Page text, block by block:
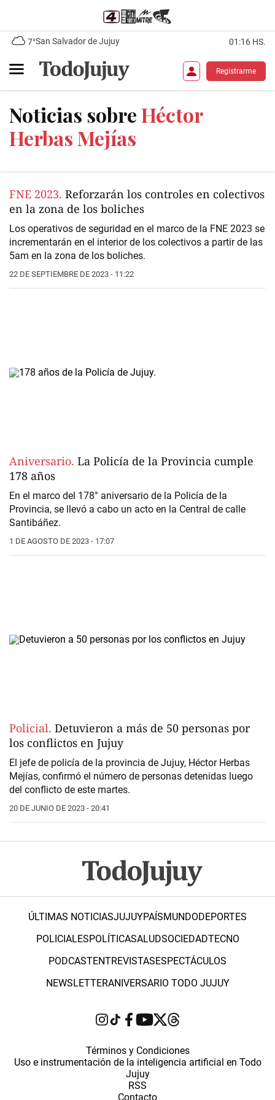
7°San Salvador de Jujuy 01:16 HS.
Registrarme
Noticias sobreHéctor
Herbas Mejías
FNE 2023. Reforzarán los controles en colectivos
en la zona de los boliches
Los operativos de seguridad en el marco de la FNE 2023 se
incrementarán en el interior de los colectivos a partir de las
5am en la zona de los boliches.
22 DE SEPTIEMBRE DE 2023 - 11:22
Aniversario. La Policía de la Provincia cumple
178 años
En el marco del 178° aniversario de la Policía de la
Provincia, se llevó a cabo un acto en la Central de calle
Santibáñez.
1 DE AGOSTO DE 2023 - 17:07
Policial. Detuvieron a más de 50 personas por
los conflictos en Jujuy
El jefe de policía de la provincia de Jujuy, Héctor Herbas
Mejías, confirmó el número de personas detenidas luego
del conflicto de este martes.
20 DE JUNIO DE 2023 - 20:41
ÚLTIMAS NOTICIASJUJUYPAÍSMUNDODEPORTES
POLICIALESPOLÍTICASALUDSOCIEDADTECNO
PODCASTENTREVISTASESPECTÁCULOS
NEWSLETTERANIVERSARIO TODO JUJUY
Términos y Condiciones
Uso e instrumentación de la inteligencia artificial en Todo
Jujuy
RSS
Contacto